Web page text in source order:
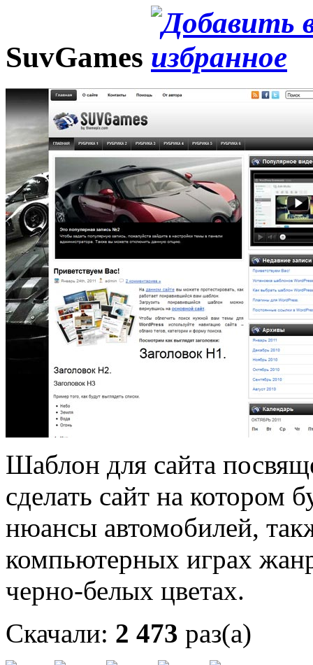
SuvGames
Шаблон для сайта
сделать сайт на котором
нюансы автомобилей,
компьютерных играх
черно-белых цветах.
Скачали: 2 473 раз(а)